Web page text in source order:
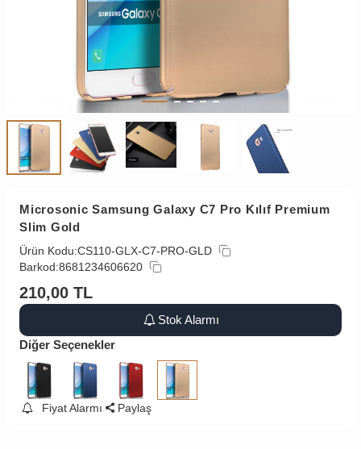
Microsonic Samsung Galaxy C7 Pro Kılıf Premium
Slim Gold
Ürün Kodu:CS110-GLX-C7-PRO-GLD
Barkod:8681234606620
210,00 TL
Stok Alarmı
Diğer Seçenekler
Fiyat Alarmı Paylaş